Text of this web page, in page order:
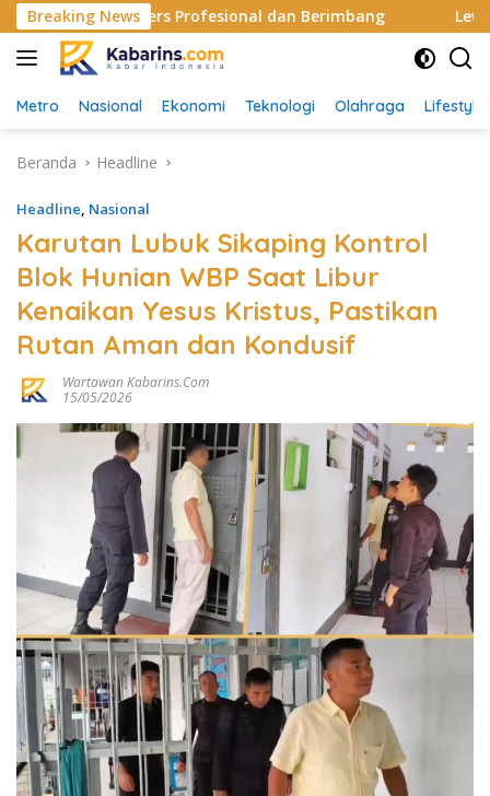
Langsung
ke
konten
Breaking News
Dorong Pers Profesional dan Berimbang Lewat
Metro Nasional Ekonomi Teknologi Olahraga Lifestyle
Beranda Headline
Headline, Nasional
Karutan Lubuk Sikaping Kontrol
Blok Hunian WBP Saat Libur
Kenaikan Yesus Kristus, Pastikan
Rutan Aman dan Kondusif
Wartawan Kabarins.com
15/05/2026